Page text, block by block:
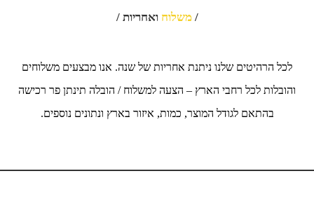
/משלוח ואחריות /
לכל הרהיטים שלנו ניתנת אחריות של שנה. אנו מבצעים משלוחים
והובלות לכל רחבי הארץ – הצעה למשלוח / הובלה תינתן פר רכישה
בהתאם לגודל המוצר, כמות, איזור בארץ ונתונים נוספים.